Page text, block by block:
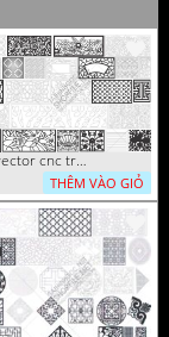
file vector cnc trang tri tranh decor
THÊM VÀO GIỎ